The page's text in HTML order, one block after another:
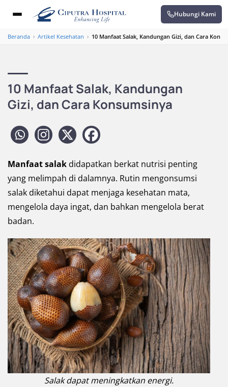
Hubungi Kami
Beranda › Artikel Kesehatan › 10 Manfaat Salak, Kandungan Gizi, dan Cara
10 Manfaat Salak, Kandungan
Gizi, dan Cara Konsumsinya
Manfaat salak didapatkan berkat nutrisi penting
yang melimpah di dalamnya. Rutin mengonsumsi
salak diketahui dapat menjaga kesehatan mata,
mengelola daya ingat, dan bahkan mengelola berat
badan.
Salak dapat meningkatkan energi.